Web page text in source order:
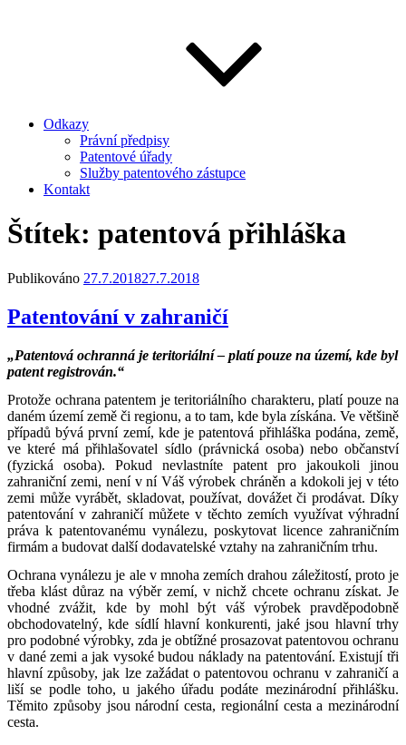
Odkazy
Právní předpisy
Patentové úřady
Služby patentového zástupce
Kontakt
Štítek: patentová přihláška
Publikováno 27.7.201827.7.2018
Patentování v zahraničí
„Patentová ochranná je teritoriální – platí pouze na území, kde byl
patent registrován.“
Protože ochrana patentem je teritoriálního charakteru, platí pouze na
daném území země či regionu, a to tam, kde byla získána. Ve většině
případů bývá první zemí, kde je patentová přihláška podána, země,
ve které má přihlašovatel sídlo (právnická osoba) nebo občanství
(fyzická osoba). Pokud nevlastníte patent pro jakoukoli jinou
zahraniční zemi, není v ní Váš výrobek chráněn a kdokoli jej v této
zemi může vyrábět, skladovat, používat, dovážet či prodávat. Díky
patentování v zahraničí můžete v těchto zemích využívat výhradní
práva k patentovanému vynálezu, poskytovat licence zahraničním
firmám a budovat další dodavatelské vztahy na zahraničním trhu.
Ochrana vynálezu je ale v mnoha zemích drahou záležitostí, proto je
třeba klást důraz na výběr zemí, v nichž chcete ochranu získat. Je
vhodné zvážit, kde by mohl být váš výrobek pravděpodobně
obchodovatelný, kde sídlí hlavní konkurenti, jaké jsou hlavní trhy
pro podobné výrobky, zda je obtížné prosazovat patentovou ochranu
v dané zemi a jak vysoké budou náklady na patentování. Existují tři
hlavní způsoby, jak lze zažádat o patentovou ochranu v zahraničí a
liší se podle toho, u jakého úřadu podáte mezinárodní přihlášku.
Těmito způsoby jsou národní cesta, regionální cesta a mezinárodní
cesta.